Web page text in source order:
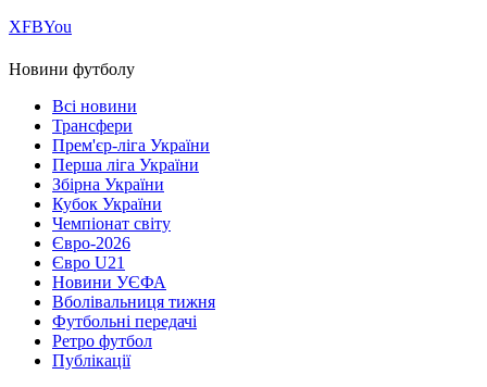
ХFBYou
Новини футболу
Всі новини
Трансфери
Прем'єр-ліга України
Перша ліга України
Збірна України
Кубок України
Чемпіонат світу
Євро-2026
Євро U21
Новини УЄФА
Вболівальниця тижня
Футбольні передачі
Ретро футбол
Публікації